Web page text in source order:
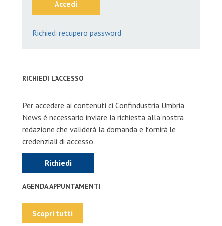
Accedi
Richiedi recupero password
RICHIEDI L'ACCESSO
Per accedere ai contenuti di Confindustria Umbria
News è necessario inviare la richiesta alla nostra
redazione che validerà la domanda e fornirà le
credenziali di accesso.
Richiedi
AGENDA APPUNTAMENTI
Scopri tutti